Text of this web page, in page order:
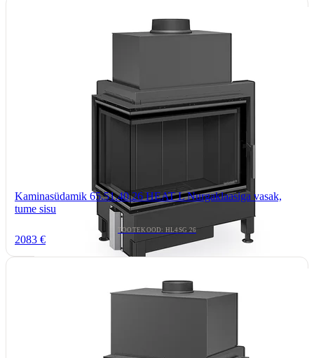
Kaminasüdamik 65.51.40.26 HEAT L Nurgaklaasiga vasak,
tume sisu
TOOTEKOOD: HL4SG 26
2083 €